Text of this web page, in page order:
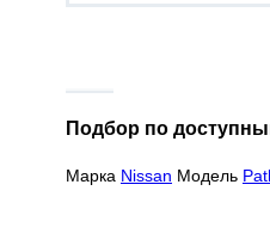
Подбор по
Марка Nissan Модель